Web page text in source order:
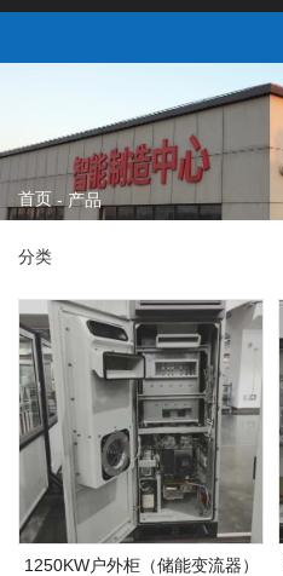
首页 - 产品
分类
1250KW户外柜（储能变流器）